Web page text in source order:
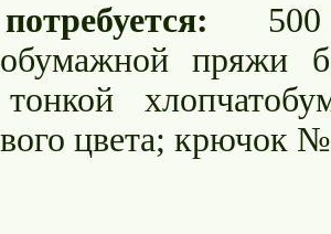
500
пряжи
цвета; крючок